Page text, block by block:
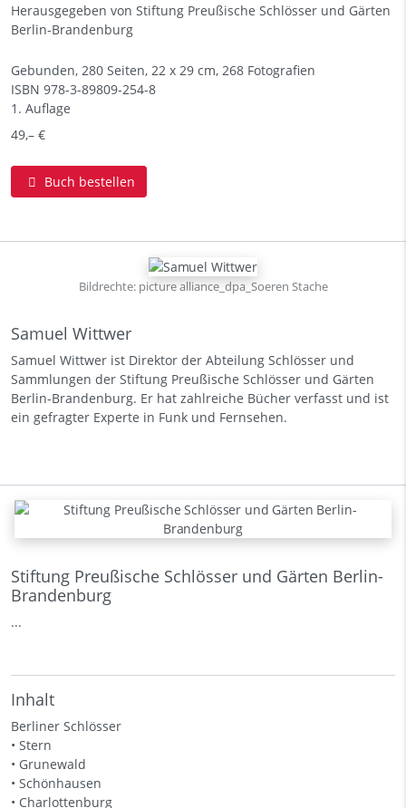
Herausgegeben von Stiftung Preußische Schlösser und Gärten
Berlin-Brandenburg
Gebunden, 280 Seiten, 22 x 29 cm, 268 Fotografien
ISBN 978-3-89809-254-8
1. Auflage
49,– €
Buch bestellen
Bildrechte: picture alliance_dpa_Soeren Stache
Samuel Wittwer
Samuel Wittwer ist Direktor der Abteilung Schlösser und
Sammlungen der Stiftung Preußische Schlösser und Gärten
Berlin-Brandenburg. Er hat zahlreiche Bücher verfasst und ist
ein gefragter Experte in Funk und Fernsehen.
Stiftung Preußische Schlösser und Gärten Berlin-
Brandenburg
...
Inhalt
Berliner Schlösser
• Stern
• Grunewald
• Schönhausen
• Charlottenburg